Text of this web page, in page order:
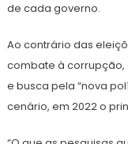
de cada governo.
Ao contrário das
combate à corrupção,
e busca pela “nova
cenário, em 2022 o